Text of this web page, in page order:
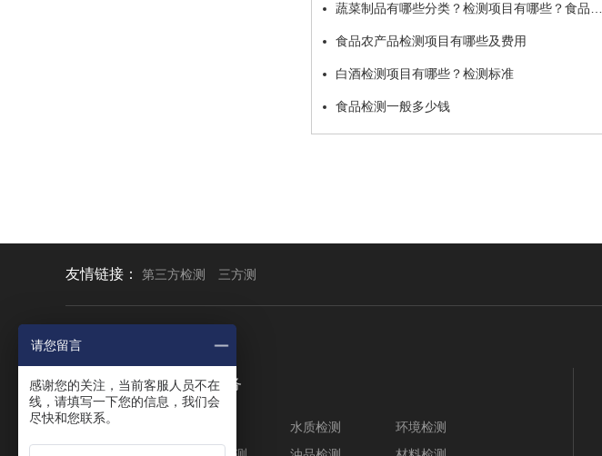
蔬菜制品有哪些分类？检测项目有哪些？食品…
食品农产品检测项目有哪些及费用
白酒检测项目有哪些？检测标准
食品检测一般多少钱
友情链接： 第三方检测 三方测
关于我们
公司简介
检测服务
水质检测
环境检测
请您留言
感谢您的关注，当前客服人员不在
线，请填写一下您的信息，我们会
尽快和您联系。